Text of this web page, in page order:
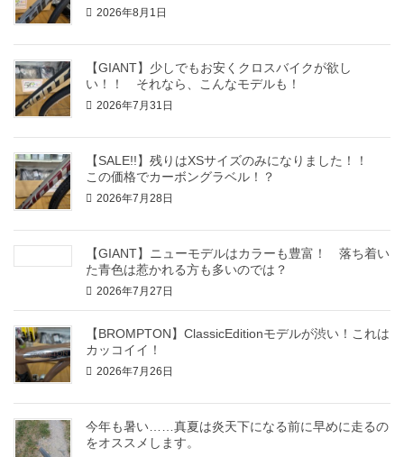
2026年8月1日
【GIANT】少しでもお安くクロスバイクが欲し
い！！ それなら、こんなモデルも！
2026年7月31日
【SALE!!】残りはXSサイズのみになりました！！
この価格でカーボングラベル！？
2026年7月28日
【GIANT】ニューモデルはカラーも豊富！ 落ち着い
た青色は惹かれる方も多いのでは？
2026年7月27日
【BROMPTON】ClassicEditionモデルが渋い！これは
カッコイイ！
2026年7月26日
今年も暑い……真夏は炎天下になる前に早めに走るの
をオススメします。